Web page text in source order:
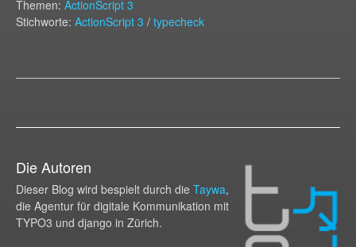
Themen: ActionScript 3
Stichworte: ActionScript 3 / typecheck
Die Autoren
Dieser Blog wird bespielt durch die Taywa,
die Agentur für digitale Kommunikation mit
TYPO3 und django in Zürich.